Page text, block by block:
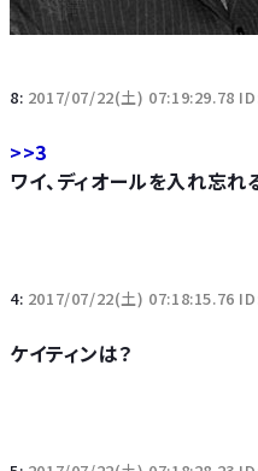
8: 2017/07/22(土) 07:19:29.78
>>3
ワイ、ディオールを入れ忘れ
4: 2017/07/22(土) 07:18:15.76
ケイティンは？